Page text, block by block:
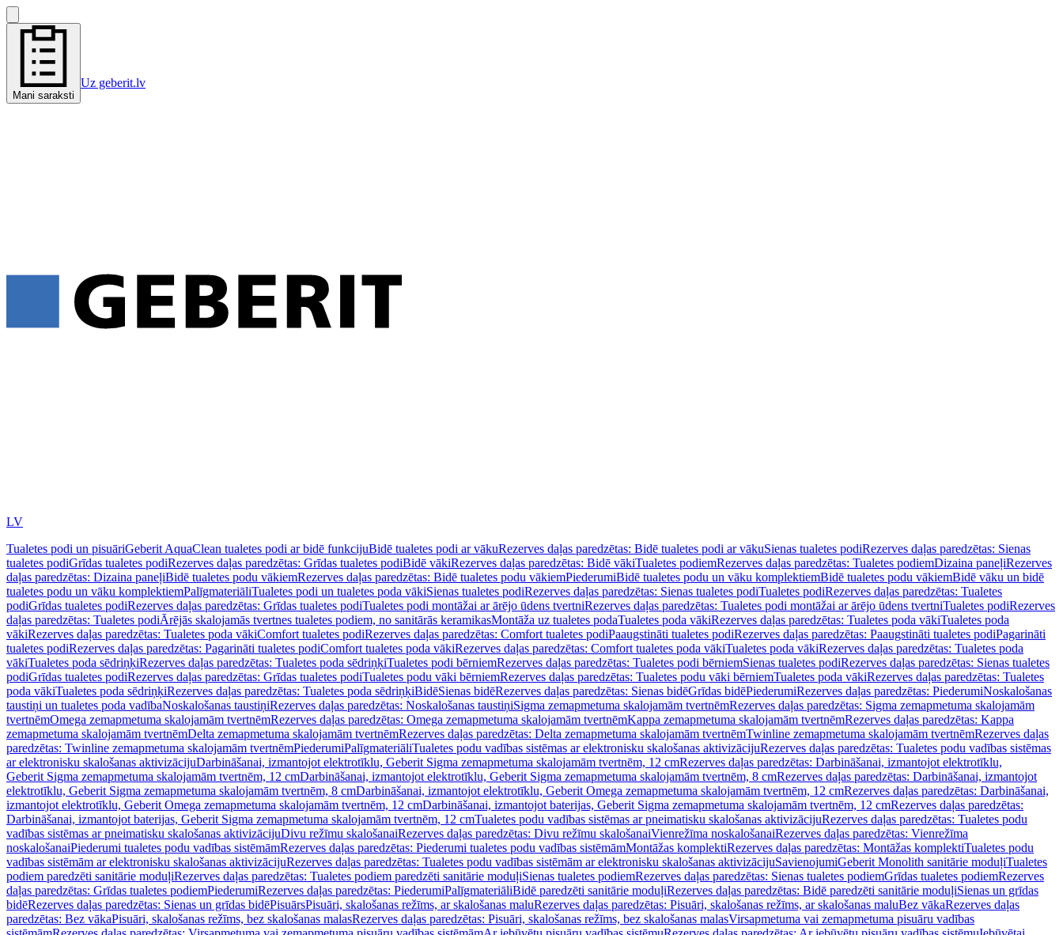
Mani saraksti
Uz geberit.lv
LV
Tualetes podi un pisuāriGeberit AquaClean tualetes podi ar bidē funkcijuBidē tualetes podi ar vākuRezerves daļas paredzētas: Bidē tualetes podi ar vākuSienas tualetes podiRezerves daļas paredzētas: Sienas
tualetes podiGrīdas tualetes podiRezerves daļas paredzētas: Grīdas tualetes podiBidē vākiRezerves daļas paredzētas: Bidē vākiTualetes podiemRezerves daļas paredzētas: Tualetes podiemDizaina paneļiRezerves
daļas paredzētas: Dizaina paneļiBidē tualetes podu vākiemRezerves daļas paredzētas: Bidē tualetes podu vākiemPiederumiBidē tualetes podu un vāku komplektiemBidē tualetes podu vākiemBidē vāku un bidē
tualetes podu un vāku komplektiemPalīgmateriāliTualetes podi un tualetes poda vākiSienas tualetes podiRezerves daļas paredzētas: Sienas tualetes podiTualetes podiRezerves daļas paredzētas: Tualetes
podiGrīdas tualetes podiRezerves daļas paredzētas: Grīdas tualetes podiTualetes podi montāžai ar ārējo ūdens tvertniRezerves daļas paredzētas: Tualetes podi montāžai ar ārējo ūdens tvertniTualetes podiRezerves
daļas paredzētas: Tualetes podiĀrējās skalojamās tvertnes tualetes podiem, no sanitārās keramikasMontāža uz tualetes podaTualetes poda vākiRezerves daļas paredzētas: Tualetes poda vākiTualetes poda
vākiRezerves daļas paredzētas: Tualetes poda vākiComfort tualetes podiRezerves daļas paredzētas: Comfort tualetes podiPaaugstināti tualetes podiRezerves daļas paredzētas: Paaugstināti tualetes podiPagarināti
tualetes podiRezerves daļas paredzētas: Pagarināti tualetes podiComfort tualetes poda vākiRezerves daļas paredzētas: Comfort tualetes poda vākiTualetes poda vākiRezerves daļas paredzētas: Tualetes poda
vākiTualetes poda sēdriņķiRezerves daļas paredzētas: Tualetes poda sēdriņķiTualetes podi bērniemRezerves daļas paredzētas: Tualetes podi bērniemSienas tualetes podiRezerves daļas paredzētas: Sienas tualetes
podiGrīdas tualetes podiRezerves daļas paredzētas: Grīdas tualetes podiTualetes podu vāki bērniemRezerves daļas paredzētas: Tualetes podu vāki bērniemTualetes poda vākiRezerves daļas paredzētas: Tualetes
poda vākiTualetes poda sēdriņķiRezerves daļas paredzētas: Tualetes poda sēdriņķiBidēSienas bidēRezerves daļas paredzētas: Sienas bidēGrīdas bidēPiederumiRezerves daļas paredzētas: PiederumiNoskalošanas
taustiņi un tualetes poda vadībaNoskalošanas taustiņiRezerves daļas paredzētas: Noskalošanas taustiņiSigma zemapmetuma skalojamām tvertnēmRezerves daļas paredzētas: Sigma zemapmetuma skalojamām
tvertnēmOmega zemapmetuma skalojamām tvertnēmRezerves daļas paredzētas: Omega zemapmetuma skalojamām tvertnēmKappa zemapmetuma skalojamām tvertnēmRezerves daļas paredzētas: Kappa
zemapmetuma skalojamām tvertnēmDelta zemapmetuma skalojamām tvertnēmRezerves daļas paredzētas: Delta zemapmetuma skalojamām tvertnēmTwinline zemapmetuma skalojamām tvertnēmRezerves daļas
paredzētas: Twinline zemapmetuma skalojamām tvertnēmPiederumiPalīgmateriāliTualetes podu vadības sistēmas ar elektronisku skalošanas aktivizācijuRezerves daļas paredzētas: Tualetes podu vadības sistēmas
ar elektronisku skalošanas aktivizācijuDarbināšanai, izmantojot elektrotīklu, Geberit Sigma zemapmetuma skalojamām tvertnēm, 12 cmRezerves daļas paredzētas: Darbināšanai, izmantojot elektrotīklu,
Geberit Sigma zemapmetuma skalojamām tvertnēm, 12 cmDarbināšanai, izmantojot elektrotīklu, Geberit Sigma zemapmetuma skalojamām tvertnēm, 8 cmRezerves daļas paredzētas: Darbināšanai, izmantojot
elektrotīklu, Geberit Sigma zemapmetuma skalojamām tvertnēm, 8 cmDarbināšanai, izmantojot elektrotīklu, Geberit Omega zemapmetuma skalojamām tvertnēm, 12 cmRezerves daļas paredzētas: Darbināšanai,
izmantojot elektrotīklu, Geberit Omega zemapmetuma skalojamām tvertnēm, 12 cmDarbināšanai, izmantojot baterijas, Geberit Sigma zemapmetuma skalojamām tvertnēm, 12 cmRezerves daļas paredzētas:
Darbināšanai, izmantojot baterijas, Geberit Sigma zemapmetuma skalojamām tvertnēm, 12 cmTualetes podu vadības sistēmas ar pneimatisku skalošanas aktivizācijuRezerves daļas paredzētas: Tualetes podu
vadības sistēmas ar pneimatisku skalošanas aktivizācijuDivu režīmu skalošanaiRezerves daļas paredzētas: Divu režīmu skalošanaiVienrežīma noskalošanaiRezerves daļas paredzētas: Vienrežīma
noskalošanaiPiederumi tualetes podu vadības sistēmāmRezerves daļas paredzētas: Piederumi tualetes podu vadības sistēmāmMontāžas komplektiRezerves daļas paredzētas: Montāžas komplektiTualetes podu
vadības sistēmām ar elektronisku skalošanas aktivizācijuRezerves daļas paredzētas: Tualetes podu vadības sistēmām ar elektronisku skalošanas aktivizācijuSavienojumiGeberit Monolith sanitārie moduļiTualetes
podiem paredzēti sanitārie moduļiRezerves daļas paredzētas: Tualetes podiem paredzēti sanitārie moduļiSienas tualetes podiemRezerves daļas paredzētas: Sienas tualetes podiemGrīdas tualetes podiemRezerves
daļas paredzētas: Grīdas tualetes podiemPiederumiRezerves daļas paredzētas: PiederumiPalīgmateriāliBidē paredzēti sanitārie moduļiRezerves daļas paredzētas: Bidē paredzēti sanitārie moduļiSienas un grīdas
bidēRezerves daļas paredzētas: Sienas un grīdas bidēPisuārsPisuāri, skalošanas režīms, ar skalošanas maluRezerves daļas paredzētas: Pisuāri, skalošanas režīms, ar skalošanas maluBez vākaRezerves daļas
paredzētas: Bez vākaPisuāri, skalošanas režīms, bez skalošanas malasRezerves daļas paredzētas: Pisuāri, skalošanas režīms, bez skalošanas malasVirsapmetuma vai zemapmetuma pisuāru vadības